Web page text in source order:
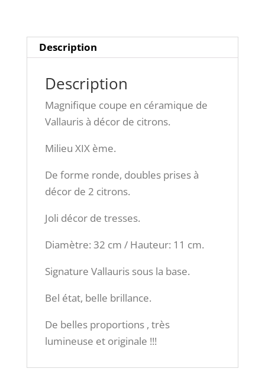
citrons
Description
Description
Magnifique coupe en céramique de
Vallauris à décor de citrons.
Milieu XIX ème.
De forme ronde, doubles prises à
décor de 2 citrons.
Joli décor de tresses.
Diamètre: 32 cm / Hauteur: 11 cm.
Signature Vallauris sous la base.
Bel état, belle brillance.
De belles proportions , très
lumineuse et originale !!!